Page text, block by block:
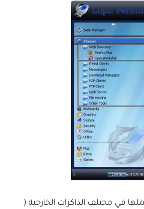
في مختلف الذاكرات الخارجية (